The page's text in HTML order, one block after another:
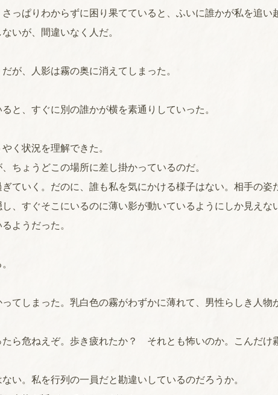
っぱりわからずに困り果てていると、ふいに誰かが私を追い
いが、間違いなく人だ。
が、人影は霧の奥に消えてしまった。
と、すぐに別の誰かが横を素通りしていった。
く状況を理解できた。
ちょうどこの場所に差し掛かっているのだ。
ていく。だのに、誰も私を気にかける様子はない。相手の姿
、すぐそこにいるのに薄い影が動いているようにしか見えな
ようだった。
てしまった。乳白色の霧がわずかに薄れて、男性らしき人物
たら危ねえぞ。歩き疲れたか？ それとも怖いのか。こんだけ
い。私を行列の一員だと勘違いしているのだろうか。